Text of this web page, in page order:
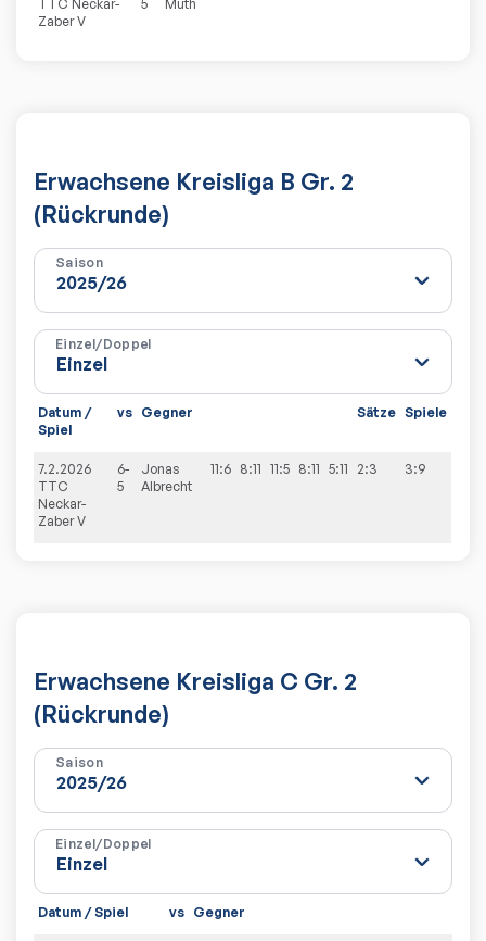
TTC Neckar-
Zaber V
5 Muth
Erwachsene Kreisliga B Gr. 2
(Rückrunde)
Saison
Einzel/Doppel
Datum /
Spiel
vs Gegner Sätze Spiele
7.2.2026
TTC
Neckar-
Zaber V
6-
5
Jonas
Albrecht
11:6 8:11 11:5 8:11 5:11 2:3 3:9
Erwachsene Kreisliga C Gr. 2
(Rückrunde)
Saison
Einzel/Doppel
Datum / Spiel vs Gegner